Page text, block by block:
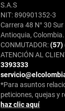
S.A.S
NIT: 890901352-3
Carrera 48 N° 30
Antioquia, Colombia.
CONMUTADOR:(57)
ATENCIÓN AL
3393333
*Para asuntos
peticiones, quejas y
haz clic aquí